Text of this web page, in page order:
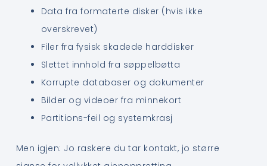
Data fra formaterte disker (hvis ikke
overskrevet)
Filer fra fysisk skadede harddisker
Slettet innhold fra søppelbøtta
Korrupte databaser og dokumenter
Bilder og videoer fra minnekort
Partitions-feil og systemkrasj
Men igjen: Jo raskere du tar kontakt, jo større